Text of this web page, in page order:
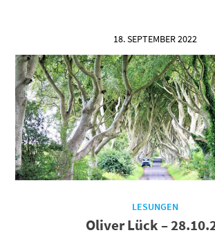
18. SEPTEMBER 2022
LESUNGEN
Oliver Lück –